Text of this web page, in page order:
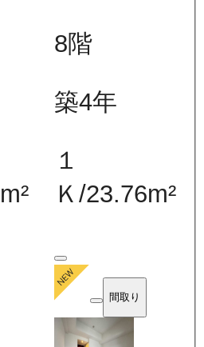
m²
8階
築4年
１
Ｋ /23.76m²
間取り